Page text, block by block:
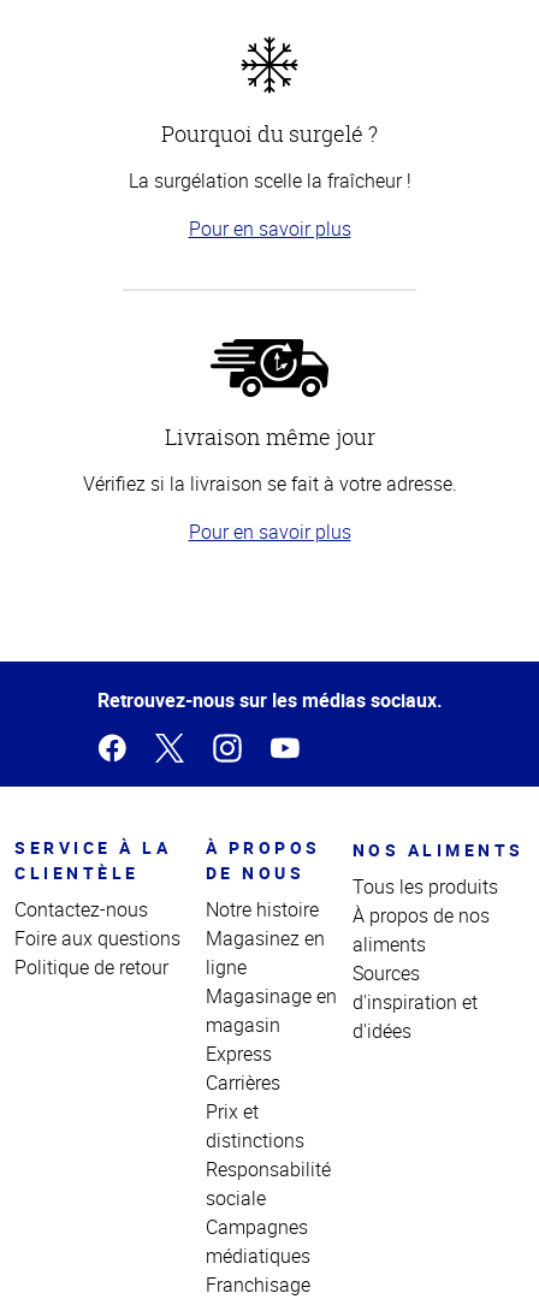
Pourquoi du surgelé ?
La surgélation scelle la fraîcheur !
Pour en savoir plus
Livraison même jour
Vérifiez si la livraison se fait à votre adresse.
Pour en savoir plus
de la
Retrouvez-nous sur les médias sociaux.
SERVICE À LA
CLIENTÈLE
Contactez-nous
Foire aux questions
Politique de retour
À PROPOS
DE NOUS
Notre histoire
Magasinez en
ligne
Magasinage en
magasin
Express
Carrières
Prix et
distinctions
Responsabilité
sociale
Campagnes
médiatiques
Franchisage
NOS ALIMENTS
Tous les produits
À propos de nos
aliments
Sources
d'inspiration et
d'idées